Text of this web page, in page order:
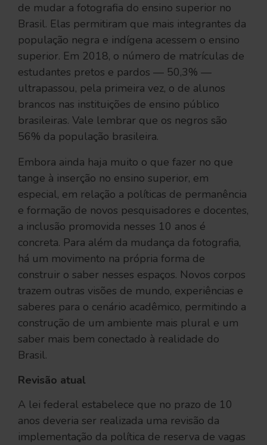
de mudar a fotografia do ensino superior no
Brasil. Elas permitiram que mais integrantes da
população negra e indígena acessem o ensino
superior. Em 2018, o número de matrículas de
estudantes pretos e pardos — 50,3% —
ultrapassou, pela primeira vez, o de alunos
brancos nas instituições de ensino público
brasileiras. Vale lembrar que os negros são
56% da população brasileira.
Embora ainda haja muito o que fazer no que
tange à inserção no ensino superior, em
especial, em relação a políticas de permanência
e formação de novos pesquisadores e docentes,
a inclusão promovida nesses 10 anos é
concreta. Para além da mudança da fotografia,
há um movimento na própria forma de
construir o saber nesses espaços. Novos corpos
trazem outras visões de mundo, experiências e
saberes para o cenário acadêmico, permitindo a
construção de um ambiente mais plural e um
saber mais bem conectado à realidade do
Brasil.
Revisão atual
A lei federal estabelece que no prazo de 10
anos deveria ser realizada uma revisão da
implementação da política de reserva de vagas